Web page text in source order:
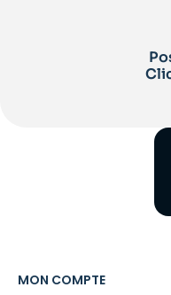
MON COMPTE